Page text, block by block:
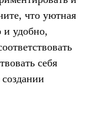
что уютная
и удобно,
себя